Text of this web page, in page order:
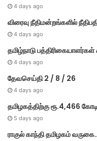
4 days ago
விரைவு நீதிமன்றங்களில்
4 days ago
தமிழ்நாடு
4 days ago
தேவசெய்தி 2 / 8 / 26
4 days ago
தமிழகத்திற்கு ரூ.4,466
5 days ago
ராகுல் காந்தி தமிழகம்